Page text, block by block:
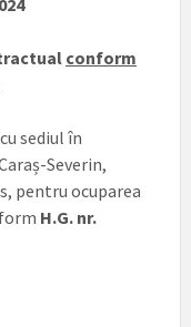
conform
sediul în
Severin,
pentru ocuparea
H.G. nr.